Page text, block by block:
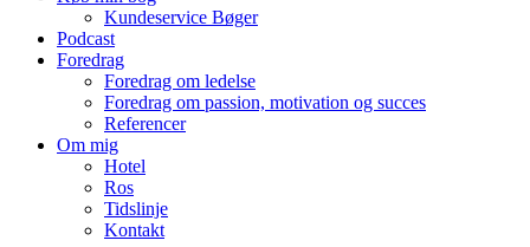
Kundeservice Bøger
Podcast
Foredrag
Foredrag om ledelse
Foredrag om passion, motivation og succes
Referencer
Om mig
Hotel
Ros
Tidslinje
Kontakt